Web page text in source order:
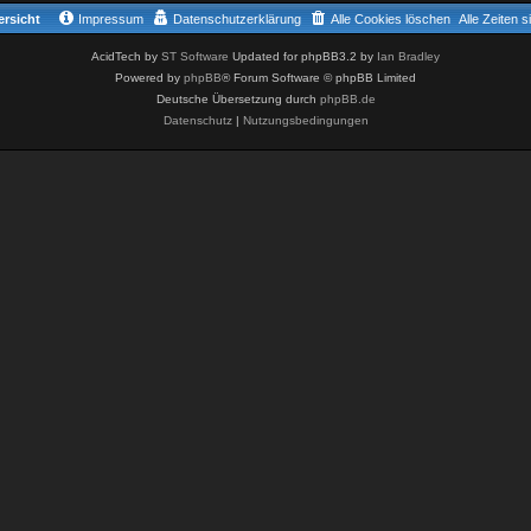
Alle Zeiten
Alle Cookies löschen
Datenschutzerklärung
Impressum
AcidTech by ST Software Updated for phpBB3.2 by Ian Bradley
Powered by phpBB® Forum Software © phpBB Limited
Deutsche Übersetzung durch phpBB.de
Datenschutz| Nutzungsbedingungen